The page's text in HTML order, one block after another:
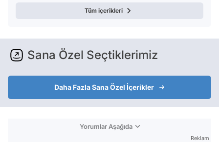
Tüm içerikleri
Sana Özel Seçtiklerimiz
Daha Fazla Sana Özel İçerikler
Yorumlar Aşağıda
Reklam